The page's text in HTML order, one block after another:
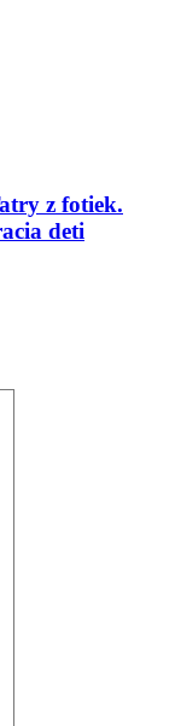
z fotiek.
deti